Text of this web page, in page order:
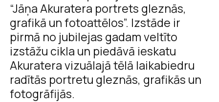
“Jāņa Akuratera portrets gleznās,
grafikā un fotoattēlos”. Izstāde ir
pirmā no jubilejas gadam veltīto
izstāžu cikla un piedāvā ieskatu
Akuratera vizuālajā tēlā laikabiedru
radītās portretu gleznās, grafikās un
fotogrāfijās.